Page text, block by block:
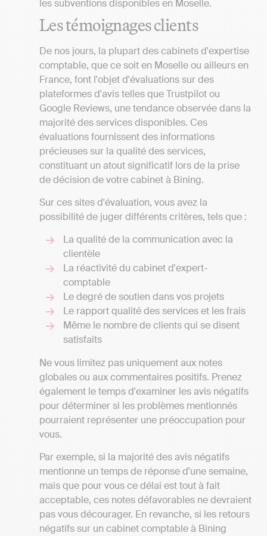
les subventions disponibles en Moselle.
Les témoignages clients
De nos jours, la plupart des cabinets d'expertise
comptable, que ce soit en Moselle ou ailleurs en
France, font l'objet d'évaluations sur des
plateformes d'avis telles que Trustpilot ou
Google Reviews, une tendance observée dans la
majorité des services disponibles. Ces
évaluations fournissent des informations
précieuses sur la qualité des services,
constituant un atout significatif lors de la prise
de décision de votre cabinet à Bining.
Sur ces sites d'évaluation, vous avez la
possibilité de juger différents critères, tels que :
La qualité de la communication avec la
clientèle
La réactivité du cabinet d'expert-
comptable
Le degré de soutien dans vos projets
Le rapport qualité des services et les frais
Même le nombre de clients qui se disent
satisfaits
Ne vous limitez pas uniquement aux notes
globales ou aux commentaires positifs. Prenez
également le temps d'examiner les avis négatifs
pour déterminer si les problèmes mentionnés
pourraient représenter une préoccupation pour
vous.
Par exemple, si la majorité des avis négatifs
mentionne un temps de réponse d'une semaine,
mais que pour vous ce délai est tout à fait
acceptable, ces notes défavorables ne devraient
pas vous décourager. En revanche, si les retours
négatifs sur un cabinet comptable à Bining